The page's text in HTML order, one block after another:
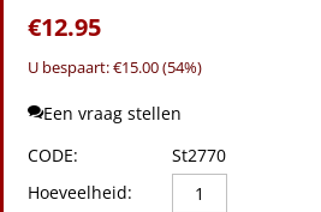
€12.95
U bespaart: €15.00(54%)
Een vraag stellen
CODE:
St2770
Hoeveelheid: